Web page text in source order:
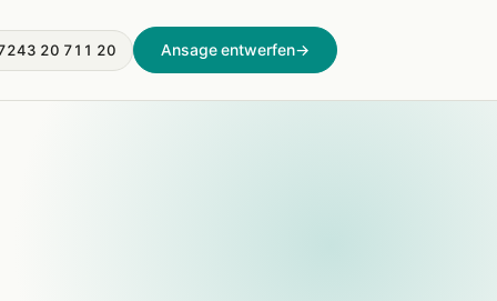
20 711 20 Ansage entwerfen→